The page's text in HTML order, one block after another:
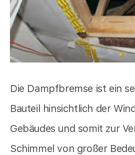
Die Dampfbremse ist ein
Bauteil hinsichtlich der
Gebäudes und somit zur
Schimmel von großer